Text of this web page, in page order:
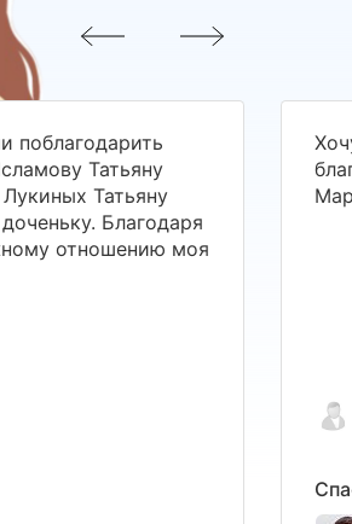
поблагодарить
Татьяну
Татьяну
Благодаря
отношению моя